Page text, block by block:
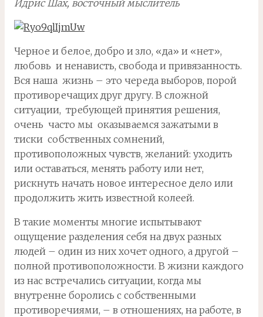
Идрис Шах, восточный мыслитель
Черное и белое, добро и зло, «да» и «нет»,
любовь и ненависть, свобода и привязанность.
Вся наша жизнь – это череда выборов, порой
противоречащих друг другу. В сложной
ситуации, требующей принятия решения,
очень часто мы оказываемся зажатыми в
тиски собственных сомнений,
противоположных чувств, желаний: уходить
или оставаться, менять работу или нет,
рискнуть начать новое интересное дело или
продолжить жить известной колеей.
В такие моменты многие испытывают
ощущение разделения себя на двух разных
людей – один из них хочет одного, а другой –
полной противоположности. В жизни каждого
из нас встречались ситуации, когда мы
внутренне боролись с собственными
противоречиями, – в отношениях, на работе, в